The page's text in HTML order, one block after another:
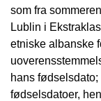
som fra
Lublin i
etniske albanske
hans
fødselsdatoer,